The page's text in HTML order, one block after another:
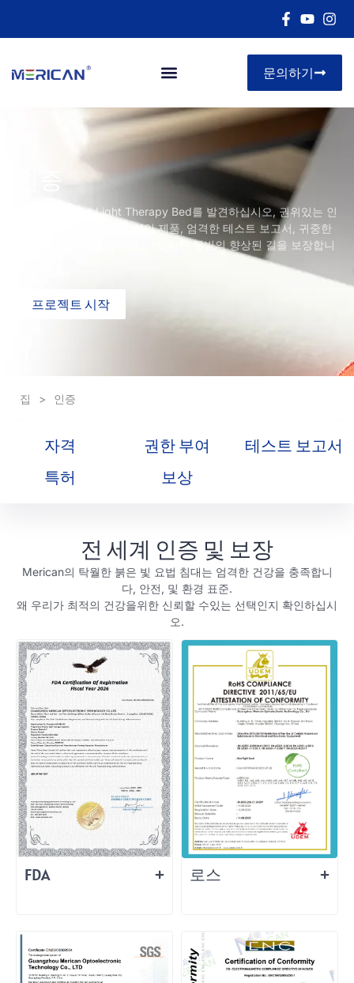
문의하기
Merican의 Red Light Therapy Bed를 발견하십시오, 권위있는 인
증으로 뒷받침되는 혁신적인 제품, 엄격한 테스트 보고서, 귀중한
특허, 그리고 저명한 상, 고객을위한 웰빙의 향상된 길을 보장합니
프로젝트 시작
집 > 인증
자격 권한 부여
테스트 보고서
특허
보상
전 세계 인증 및 보장
Merican의 탁월한 붉은 빛 요법 침대는 엄격한 건강을 충족합니
다, 안전, 및 환경 표준.
왜 우리가 최적의 건강을위한 신뢰할 수있는 선택인지 확인하십시
오.
FDA 로스